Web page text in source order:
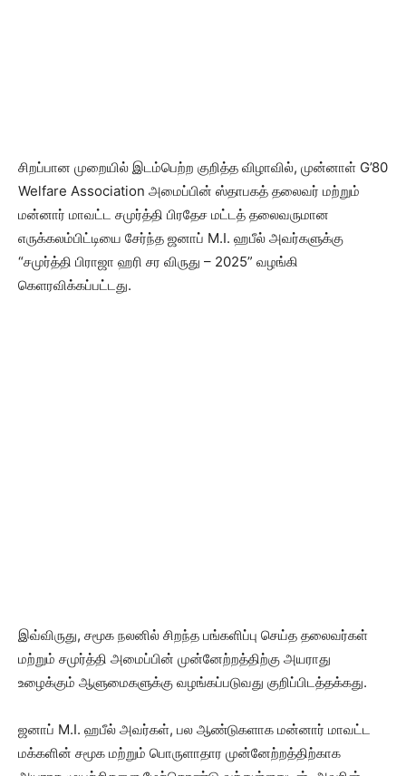
சிறப்பான முறையில் இடம்பெற்ற குறித்த விழாவில், முன்னாள் G’80
Welfare Association அமைப்பின் ஸ்தாபகத் தலைவர் மற்றும்
மன்னார் மாவட்ட சமுர்த்தி பிரதேச மட்டத் தலைவருமான
எருக்கலம்பிட்டியை சேர்ந்த ஜனாப் M.I. ஹபீல் அவர்களுக்கு
“சமுர்த்தி பிராஜா ஹரி சர விருது – 2025” வழங்கி
கெளரவிக்கப்பட்டது.
இவ்விருது, சமூக நலனில் சிறந்த பங்களிப்பு செய்த தலைவர்கள்
மற்றும் சமுர்த்தி அமைப்பின் முன்னேற்றத்திற்கு அயராது
உழைக்கும் ஆளுமைகளுக்கு வழங்கப்படுவது குறிப்பிடத்தக்கது.
ஜனாப் M.I. ஹபீல் அவர்கள், பல ஆண்டுகளாக மன்னார் மாவட்ட
மக்களின் சமூக மற்றும் பொருளாதார முன்னேற்றத்திற்காக